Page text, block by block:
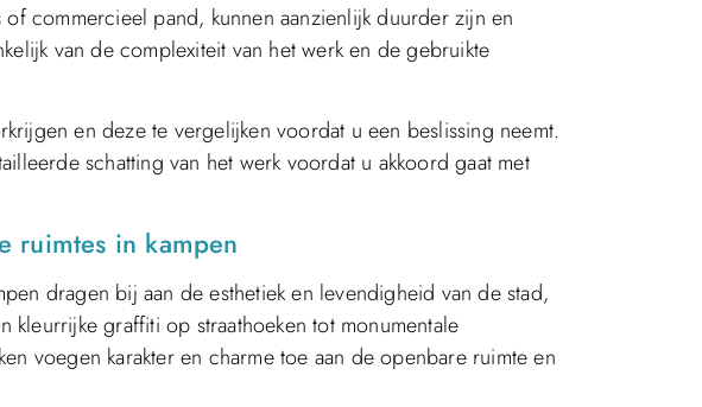
commercieel pand, kunnen aanzienlijk duurder zijn en
van de complexiteit van het werk en de gebruikte
en deze te vergelijken voordat u een beslissing neemt.
schatting van het werk voordat u akkoord gaat met
ruimtes in kampen
dragen bij aan de esthetiek en levendigheid van de stad,
graffiti op straathoeken tot monumentale
voegen karakter en charme toe aan de openbare ruimte en